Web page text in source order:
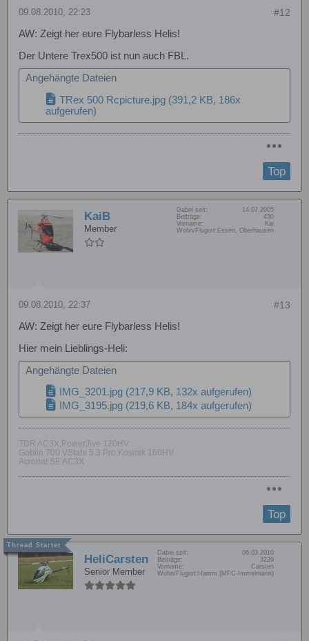
#12
09.08.2010, 22:23
AW: Zeigt her eure Flybarless Helis!
Der Untere Trex500 ist nun auch FBL.
Angehängte Dateien
TRex 500 Rcpicture.jpg (391,2 KB, 186x
aufgerufen)
Top
KaiB
Member
Dabei seit:
14.07.2005
Beiträge:
430
Vorname:
Kai
Wohn/Flugort: Essen, Oberhausen
#13
09.08.2010, 22:37
AW: Zeigt her eure Flybarless Helis!
Hier mein Lieblings-Heli:
Angehängte Dateien
IMG_3201.jpg (217,9 KB, 132x aufgerufen)
IMG_3195.jpg (219,6 KB, 184x aufgerufen)
TDR AC3X,PowerJive 120HV
Goblin 700 VStabi 5.3 Pro,Kosmik 160HV
Acrobat SE AC3X
Top
HeliCarsten
Senior Member
Dabei seit:
06.03.2010
Beiträge:
3229
Vorname:
Carsten
Wohn/Flugort: Hamm (MFC-Immelmann)